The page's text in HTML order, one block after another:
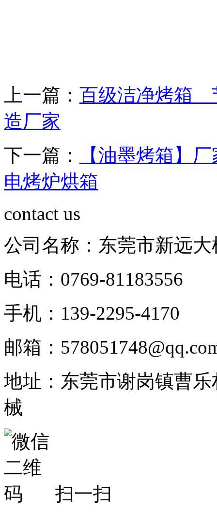
上一篇： 百级洁净烤箱
造厂家
下一篇：
【油墨烤箱】
电烤炉烘箱
contact us
公司名称：东莞市新远
电话：0769-81183556
手机：139-2295-4170
邮箱：
地址：东莞市谢岗镇曹
械
扫一扫